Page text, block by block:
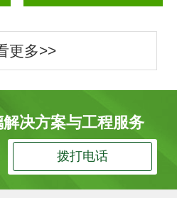
更多>>
决方案与工程服务
拨打电话